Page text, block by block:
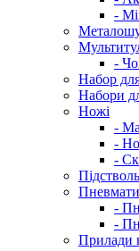
-
-
Набор
Набори
Ножі
-
-
-
-
-
Прилади